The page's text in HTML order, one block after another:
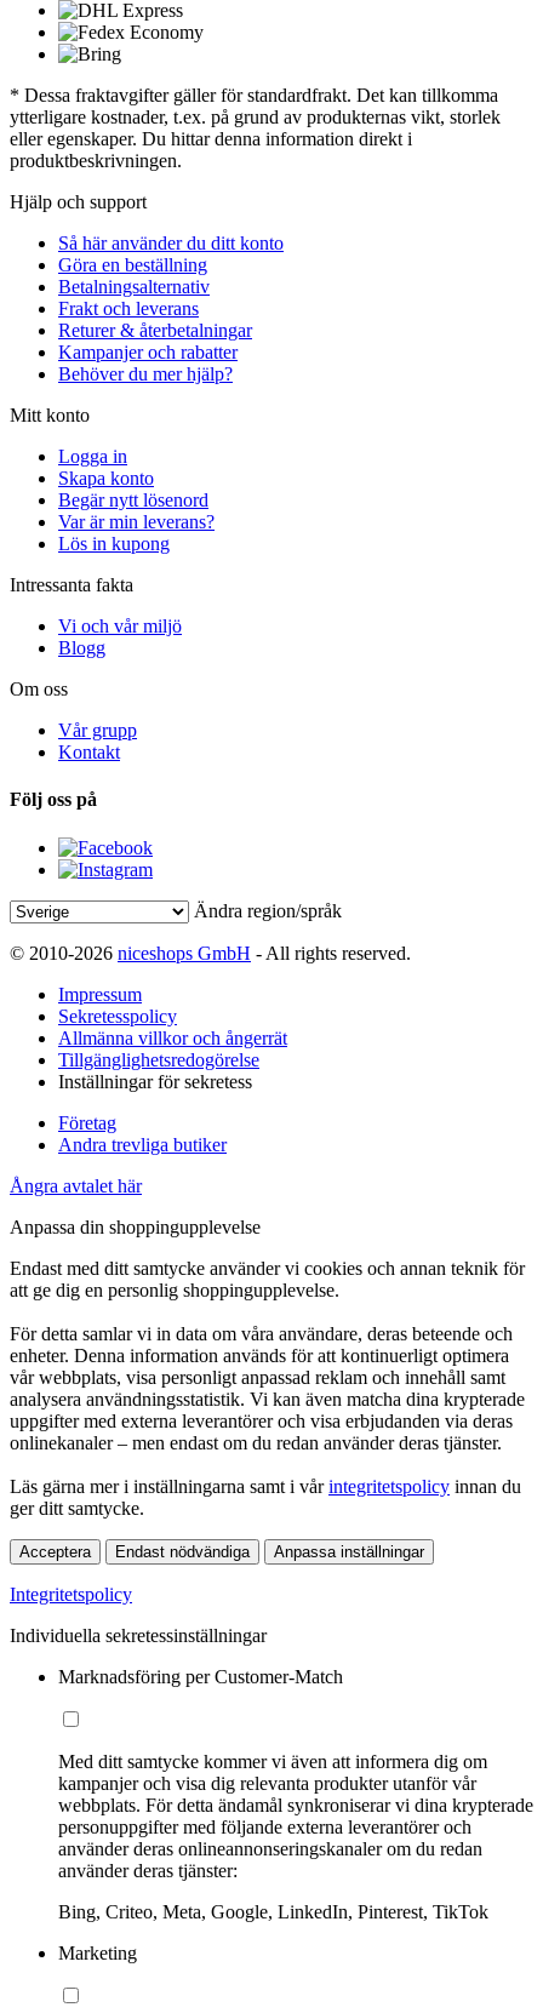
* Dessa fraktavgifter gäller för standardfrakt. Det kan tillkomma
ytterligare kostnader, t.ex. på grund av produkternas vikt, storlek
eller egenskaper. Du hittar denna information direkt i
produktbeskrivningen.
Hjälp och support
Så här använder du ditt konto
Göra en beställning
Betalningsalternativ
Frakt och leverans
Returer & återbetalningar
Kampanjer och rabatter
Behöver du mer hjälp?
Mitt konto
Logga in
Skapa konto
Begär nytt lösenord
Var är min leverans?
Lös in kupong
Intressanta fakta
Vi och vår miljö
Blogg
Om oss
Vår grupp
Kontakt
Följ oss på
Ändra region/språk
© 2010-2026 niceshops GmbH - All rights reserved.
Impressum
Sekretesspolicy
Allmänna villkor och ångerrät
Tillgänglighetsredogörelse
Inställningar för sekretess
Företag
Andra trevliga butiker
Ångra avtalet här
Anpassa din shoppingupplevelse
Endast med ditt samtycke använder vi cookies och annan teknik för
att ge dig en personlig shoppingupplevelse.
För detta samlar vi in data om våra användare, deras beteende och
enheter. Denna information används för att kontinuerligt optimera
vår webbplats, visa personligt anpassad reklam och innehåll samt
analysera användningsstatistik. Vi kan även matcha dina krypterade
uppgifter med externa leverantörer och visa erbjudanden via deras
onlinekanaler – men endast om du redan använder deras tjänster.
Läs gärna mer i inställningarna samt i vårintegritetspolicy innan du
ger ditt samtycke.
Acceptera Endast nödvändiga Anpassa inställningar
Integritetspolicy
Individuella sekretessinställningar
Marknadsföring per Customer-Match
Med ditt samtycke kommer vi även att informera dig om
kampanjer och visa dig relevanta produkter utanför vår
webbplats. För detta ändamål synkroniserar vi dina krypterade
personuppgifter med följande externa leverantörer och
använder deras onlineannonseringskanaler om du redan
använder deras tjänster:
Bing, Criteo, Meta, Google, LinkedIn, Pinterest, TikTok
Marketing